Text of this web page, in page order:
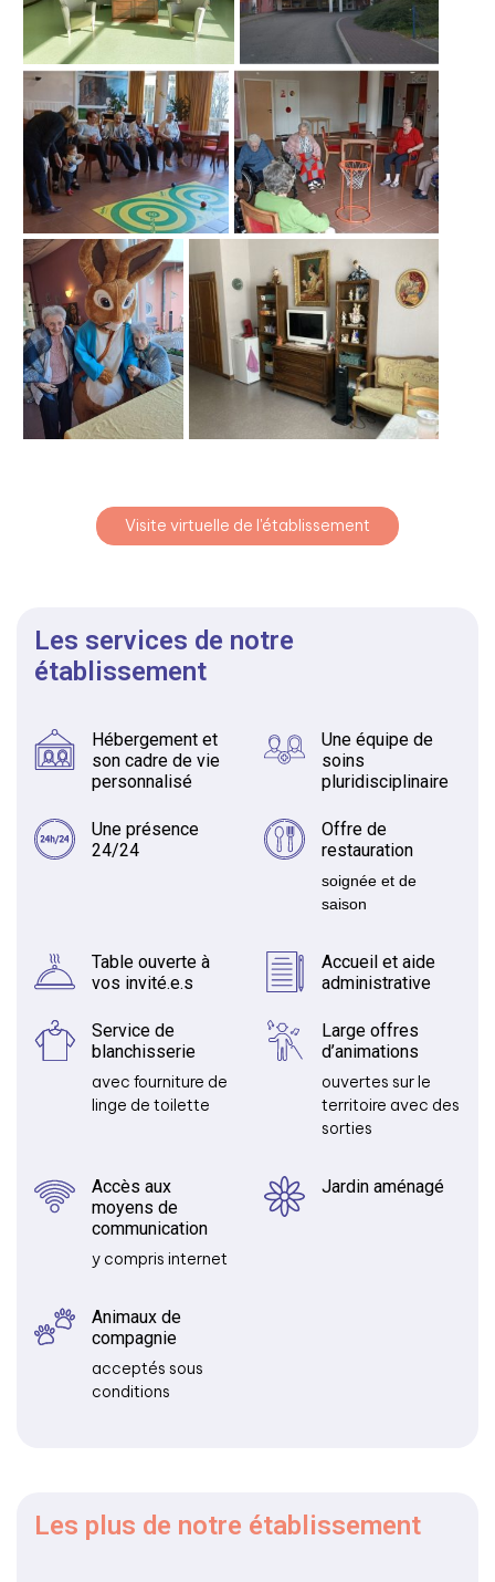
Visite virtuelle de l'établissement
Les services de notre
établissement
Hébergement et
son cadre de vie
personnalisé
Une équipe de
soins
pluridisciplinaire
Une présence
24/24
Offre de
restauration
soignée et de
saison
Table ouverte à
vos invité.e.s
Accueil et aide
administrative
Service de
blanchisserie
avec fourniture de
linge de toilette
Large offres
d’animations
ouvertes sur le
territoire avec des
sorties
Accès aux
moyens de
communication
y compris internet
Jardin aménagé
Animaux de
compagnie
acceptés sous
conditions
Les plus de notre établissement